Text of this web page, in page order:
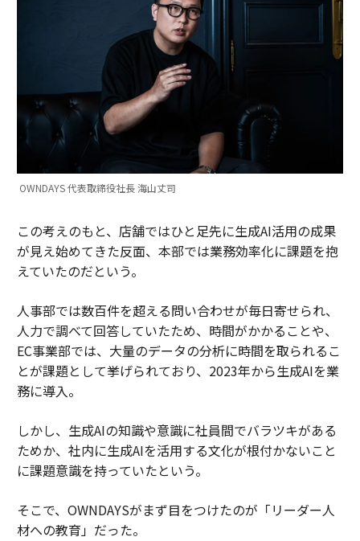
OWNDAYS 代表取締役社長 海山丈司
この考えのもと、店舗ではひと足先に生成AI活用の成果
が見え始めてきた反面、本部では業務効率化に課題を抱
えていたのだという。
人事部では数百件を超える問い合わせが毎日寄せられ、
人力で調べて回答していたため、時間がかかることや、
EC事業部では、大量のデータの分析に時間を取られるこ
とが課題として挙げられており、2023年から生成AIを業
務に導入。
しかし、生成AIの知識や意識に社員間でバラツキがある
ためか、社内に生成AIを活用する文化が根付かないこと
に課題意識を持っていたという。
そこで、OWNDAYSがまず目をつけたのが「リーダー人
材への教育」だった。